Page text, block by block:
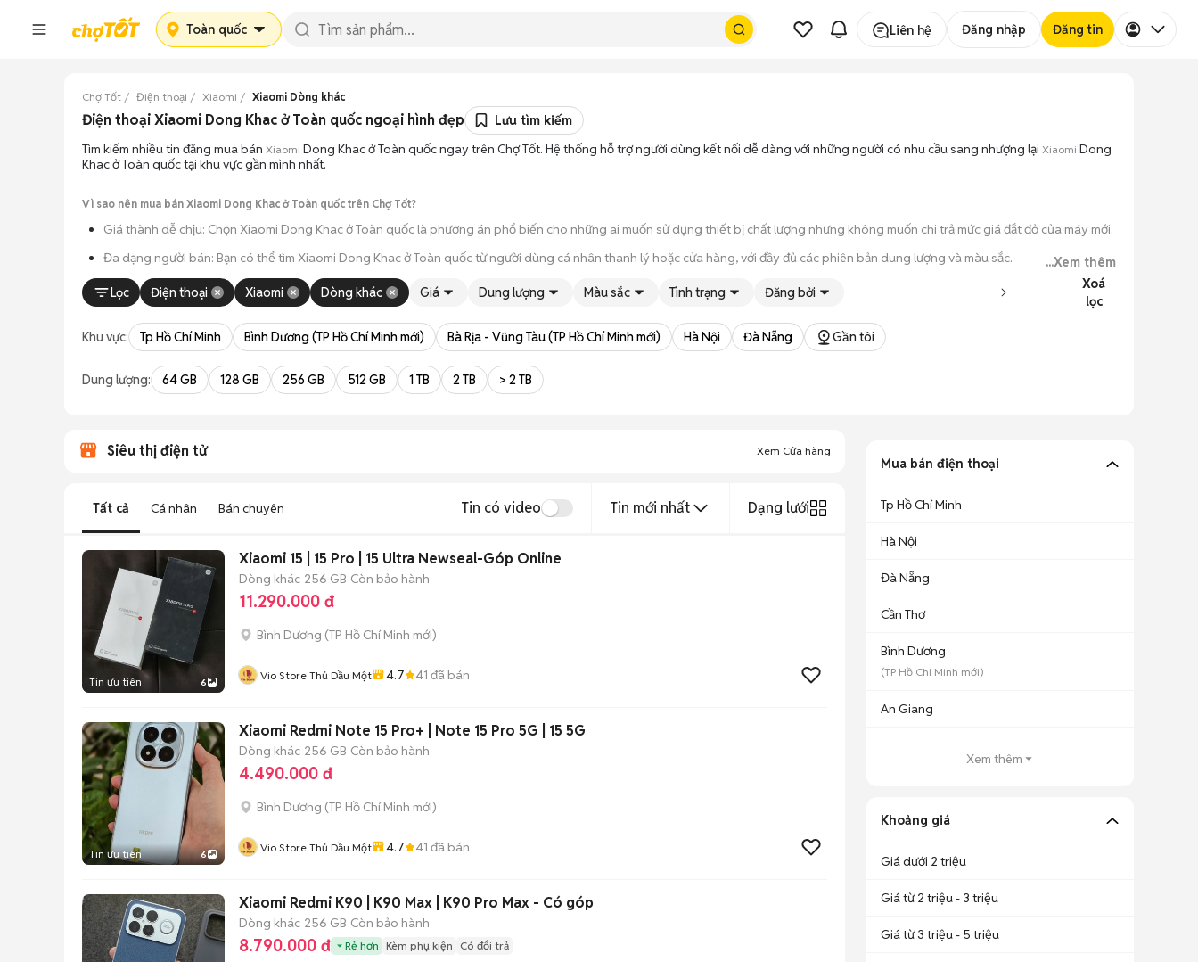
Toàn quốc Liên hệ Đăng nhập Đăng tin
Chợ Tốt Điện thoại Xiaomi Xiaomi Dòng khác
Điện thoại Xiaomi Dong Khac ở Toàn quốc ngoại hình đẹp
Lưu tìm kiếm
Tìm kiếm nhiều tin đăng mua bán Xiaomi Dong Khac ở Toàn quốc ngay trên Chợ Tốt. Hệ thống hỗ trợ người dùng kết nối dễ dàng với những người có nhu cầu sang nhượng lại Xiaomi Dong
Khac ở Toàn quốc tại khu vực gần mình nhất.
Vì sao nên mua bán Xiaomi Dong Khac ở Toàn quốc trên Chợ Tốt?
Giá thành dễ chịu: Chọn Xiaomi Dong Khac ở Toàn quốc là phương án phổ biến cho những ai muốn sử dụng thiết bị chất lượng nhưng không muốn chi trả mức giá đắt đỏ của máy mới.
Đa dạng người bán: Bạn có thể tìm Xiaomi Dong Khac ở Toàn quốc từ người dùng cá nhân thanh lý hoặc cửa hàng, với đầy đủ các phiên bản dung lượng và màu sắc.
An tâm kiểm tra máy: Cơ chế mua bán hẹn gặp mặt giúp bạn trực tiếp cầm nắm, thử nghiệm các tính năng của máy để đảm bảo máy hoạt động ổn định.
...Xem thêm
Lọc
Điện thoại Xiaomi Dòng khác Giá Dung lượng Màu sắc Tình trạng Đăng bởi
Xoá
lọc
Khu vực: Tp Hồ Chí Minh Bình Dương (TP Hồ Chí Minh mới) Bà Rịa - Vũng Tàu (TP Hồ Chí Minh mới) Hà Nội Đà Nẵng Gần tôi
Dung lượng: 64 GB 128 GB 256 GB 512 GB 1 TB 2 TB > 2 TB
Siêu thị điện tử Xem Cửa hàng
Tất cả Cá nhân Bán chuyên Tin có video Tin mới nhất Dạng lưới
Tin ưu tiên 6
Xiaomi 15 | 15 Pro | 15 Ultra Newseal-Góp Online
Dòng khác 256 GB Còn bảo hành
11.290.000 đ
Bình Dương (TP Hồ Chí Minh mới)
Vio Store Thủ Dầu Một 4.7 41 đã bán
Tin ưu tiên 6
Xiaomi Redmi Note 15 Pro+ | Note 15 Pro 5G | 15 5G
Dòng khác 256 GB Còn bảo hành
4.490.000 đ
Bình Dương (TP Hồ Chí Minh mới)
Vio Store Thủ Dầu Một 4.7 41 đã bán
Xiaomi Redmi K90 | K90 Max | K90 Pro Max - Có góp
Dòng khác 256 GB Còn bảo hành
8.790.000 đ Rẻ hơn Kèm phụ kiện Có đổi trả
Mua bán điện thoại
Tp Hồ Chí Minh
Hà Nội
Đà Nẵng
Cần Thơ
Bình Dương
(TP Hồ Chí Minh mới)
An Giang
Xem thêm
Khoảng giá
Giá dưới 2 triệu
Giá từ 2 triệu - 3 triệu
Giá từ 3 triệu - 5 triệu